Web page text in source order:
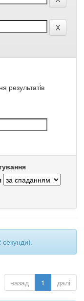
результатів
секунди).
назад 1 далі